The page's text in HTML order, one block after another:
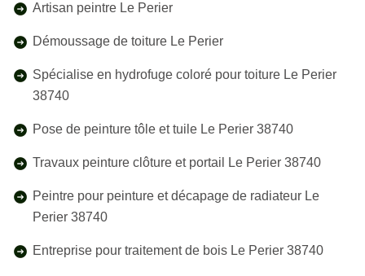
Artisan peintre Le Perier
Démoussage de toiture Le Perier
Spécialise en hydrofuge coloré pour toiture Le Perier
38740
Pose de peinture tôle et tuile Le Perier 38740
Travaux peinture clôture et portail Le Perier 38740
Peintre pour peinture et décapage de radiateur Le
Perier 38740
Entreprise pour traitement de bois Le Perier 38740